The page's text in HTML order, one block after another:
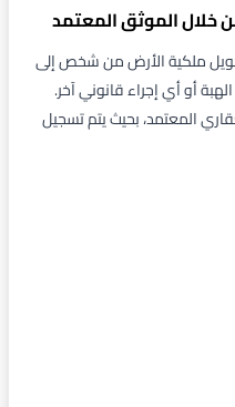
خلال الموثق المعتمد
ملكية الأرض من شخص إلى
أو أي إجراء قانوني آخر.
المعتمد، بحيث يتم تسجيل